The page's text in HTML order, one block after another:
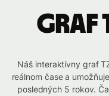
graf
Náš interaktívny graf
reálnom čase a
posledných 5 rokov.